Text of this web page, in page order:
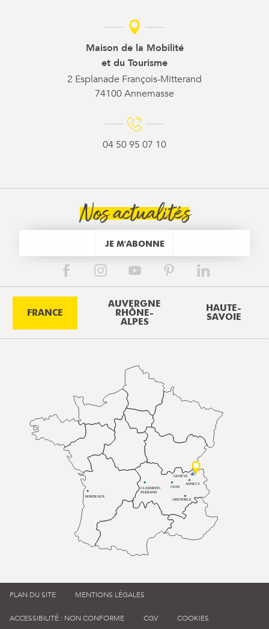
Maison de la Mobilité
et du Tourisme
2 Esplanade François-Mitterand
74100 Annemasse
04 50 95 07 10
Nos actualités
JE M'ABONNE
FRANCE
AUVERGNE
RHÔNE-
ALPES
HAUTE-
SAVOIE
BORDEAUX
CLERMONT-
FERRAND
LYON
ANNECY
GRENOBLE
GENÈVE
PLAN DU SITE MENTIONS LÉGALES
ACCESSIBILITÉ : NON CONFORME CGV COOKIES